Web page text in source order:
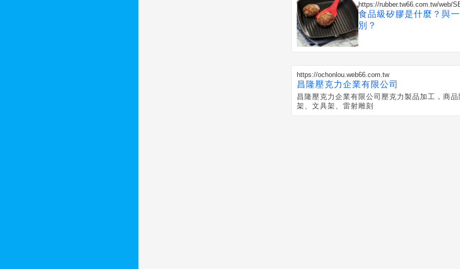
https://rubber.tw66.com.tw/web/
食品級矽膠是什麼？與
別？
https://ochonlou.web66.com.tw
昌隆壓克力企業有限公司
昌隆壓克力企業有限公司壓克力製品加工，商
架、文具架、雷射雕刻